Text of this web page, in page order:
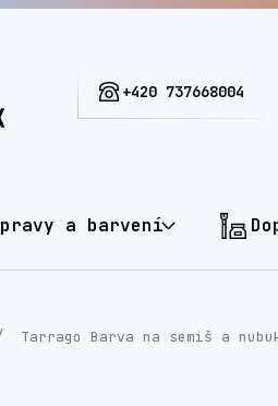
+420 737668004
a barvení
Tarrago Barva na semiš a